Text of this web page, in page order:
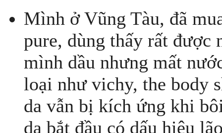
Mình ở Vũng Tàu, đã
pure, dùng thấy rất được
mình dầu nhưng mất
loại như vichy, the body
da vẫn bị kích ứng khi
da bắt đầu có dấu hiệu